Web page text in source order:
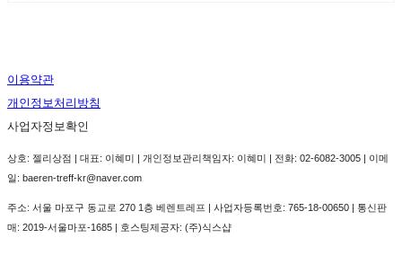
이용약관
개인정보처리방침
사업자정보확인
상호: 젤리상점 | 대표: 이혜미 | 개인정보관리책임자: 이혜미 | 전화: 02-6082-3005 | 이메
일: baeren-treff-kr@naver.com
주소: 서울 마포구 동교로 270 1층 베렌트레프 | 사업자등록번호: 765-18-00650 | 통신판
매: 2019-서울마포-1685 | 호스팅제공자: (주)식스샵